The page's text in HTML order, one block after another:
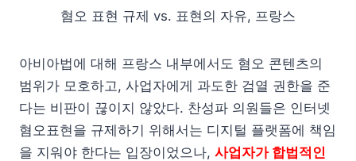
혐오 표현 규제 vs. 표현의 자유, 프랑스
아비아법에 대해 프랑스 내부에서도 혐오 콘텐츠의
범위가 모호하고, 사업자에게 과도한 검열 권한을 준
다는 비판이 끊이지 않았다. 찬성파 의원들은 인터넷
혐오표현을 규제하기 위해서는 디지털 플랫폼에 책임
을 지워야 한다는 입장이었으나, 사업자가 합법적인